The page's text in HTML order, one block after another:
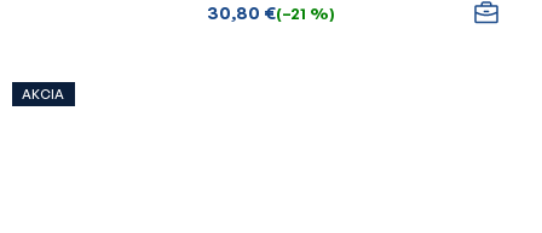
30,80 €(–21 %)
AKCIA